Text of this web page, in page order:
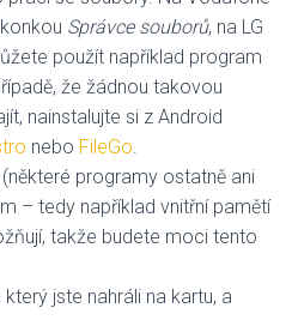
Správce souborů, na LG
použít například program
že žádnou takovou
nainstalujte si z Android
nebo FileGo
programy ostatně ani
– tedy například vnitřní pamětí
takže budete moci tento
jste nahráli na kartu, a